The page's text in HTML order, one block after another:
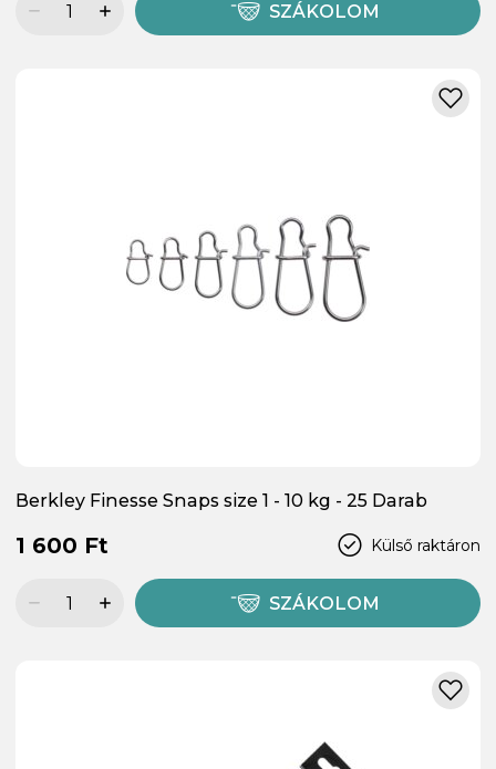
SZÁKOLOM
Berkley Finesse Snaps size 1 - 10 kg - 25 Darab
Külső raktáron
1 600 Ft
SZÁKOLOM